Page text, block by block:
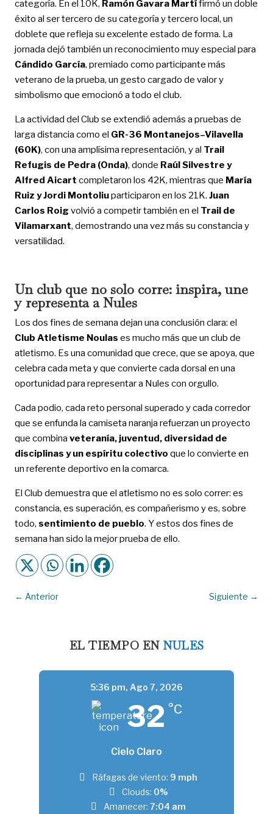
categoría. En el 10K, Ramón Gavara Martífirmó un doble
éxito al ser tercero de su categoría y tercero local, un
doblete que refleja su excelente estado de forma. La
jornada dejó también un reconocimiento muy especial para
Cándido García, premiado como participante más
veterano de la prueba, un gesto cargado de valor y
simbolismo que emocionó a todo el club.
La actividad del Club se extendió además a pruebas de
larga distancia como el GR-36 Montanejos–Vilavella
(60K), con una amplísima representación, y al Trail
Refugis de Pedra (Onda), donde Raúl Silvestre y
Alfred Aicart completaron los 42K, mientras que María
Ruiz y Jordi Montoliuparticiparon en los 21K. Juan
Carlos Roig volvió a competir también en el Trail de
Vilamarxant, demostrando una vez más su constancia y
versatilidad.
Un club que no solo corre: inspira, une
y representa a Nules
Los dos fines de semana dejan una conclusión clara: el
Club Atletisme Noulas es mucho más que un club de
atletismo. Es una comunidad que crece, que se apoya, que
celebra cada meta y que convierte cada dorsal en una
oportunidad para representar a Nules con orgullo.
Cada podio, cada reto personal superado y cada corredor
que se enfunda la camiseta naranja refuerzan un proyecto
que combina veteranía, juventud, diversidad de
disciplinas y un espíritu colectivo que lo convierte en
un referente deportivo en la comarca.
El Club demuestra que el atletismo no es solo correr: es
constancia, es superación, es compañerismo y es, sobre
todo, sentimiento de pueblo. Y estos dos fines de
semana han sido la mejor prueba de ello.
← Anterior Siguiente →
EL TIEMPO EN NULES
5:36 pm, Ago 7, 2026
32 °C
Cielo Claro
Ráfagas de viento: 9 mph
Clouds: 0%
Amanecer: 7:04 am